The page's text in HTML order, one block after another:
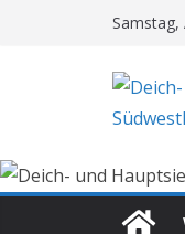
Samstag,